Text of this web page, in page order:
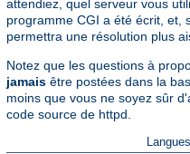
attendiez, quel serveur vous
programme CGI a été écrit, et,
permettra une résolution plus
Notez que les questions à
jamais être postées dans la
moins que vous ne soyez sûr
code source de httpd.